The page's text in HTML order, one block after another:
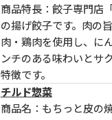
商品特長：餃子専門店
の揚げ餃子です。肉の
肉・鶏肉を使用し、に
ンチのある味わいとサ
特徴です。
チルド惣菜
商品名：もちっと皮の